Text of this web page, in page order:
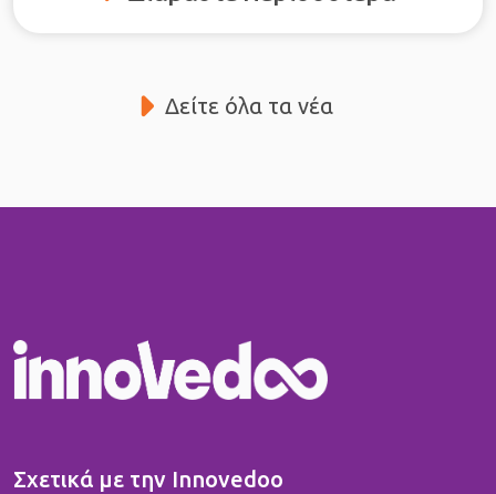
Δείτε όλα τα νέα
Σχετικά με την Innovedoo